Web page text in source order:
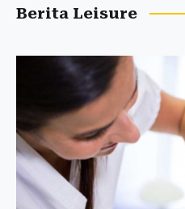
Berita Leisure